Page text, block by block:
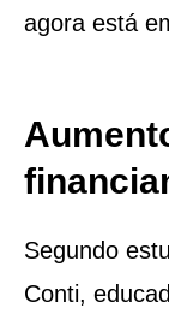
agora está
Segundo
Conti,